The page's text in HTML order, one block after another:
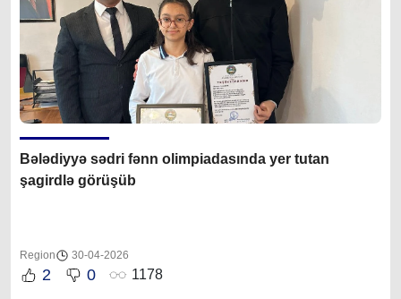
Bələdiyyə sədri fənn olimpiadasında yer tutan
şagirdlə görüşüb
Region 30-04-2026
2 0 1178